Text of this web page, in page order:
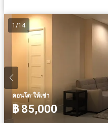
1 /14
คอนโด·ให้เช่า
฿ 85,000